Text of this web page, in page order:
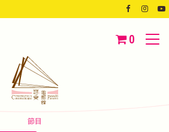
0
節目